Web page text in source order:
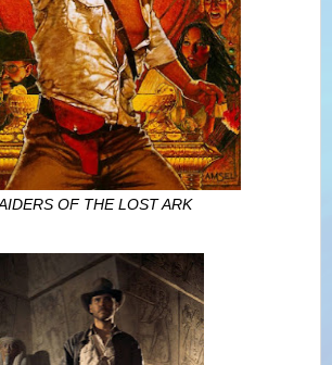
OF THE LOST ARK